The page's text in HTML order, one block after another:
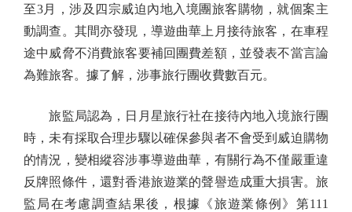
至3月，涉及四宗威迫內地入境團旅客購物，就個案主
動調查。其間亦發現，導遊曲華上月接待旅客，在車程
途中威脅不消費旅客要補回團費差額，並發表不當言論
為難旅客。據了解，涉事旅行團收費數百元。
旅監局認為，日月星旅行社在接待內地入境旅行團
時，未有採取合理步驟以確保參與者不會受到威迫購物
的情況，變相縱容涉事導遊曲華，有關行為不僅嚴重違
反牌照條件，還對香港旅遊業的聲譽造成重大損害。旅
監局在考慮調查結果後，根據《旅遊業條例》第111